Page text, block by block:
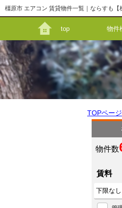
橿原市 エアコン 賃貸物件一覧｜ならすも【
top 物件
TOPページ
物件数
賃料